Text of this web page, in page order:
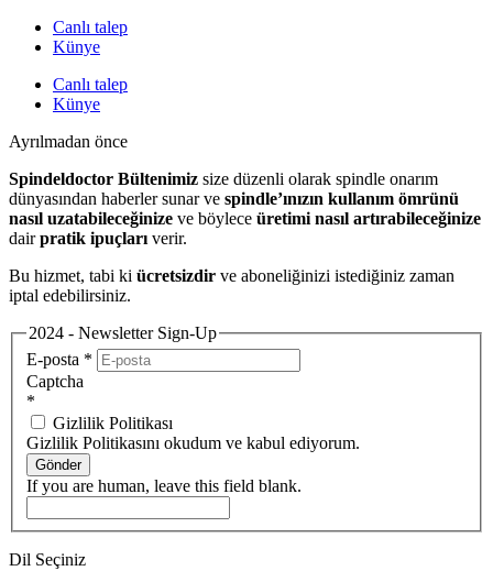
Canlı talep
Künye
Canlı talep
Künye
Ayrılmadan önce
Spindeldoctor Bültenimiz size düzenli olarak spindle onarım
dünyasından haberler sunar ve spindle’ınızın kullanım ömrünü
nasıl uzatabileceğinize ve böylece üretimi nasıl artırabileceğinize
dairpratik ipuçları verir.
Bu hizmet, tabi ki ücretsizdir ve aboneliğinizi istediğiniz zaman
iptal edebilirsiniz.
2024 - Newsletter Sign-Up
E-posta *
Captcha
*
Gizlilik Politikası
Gizlilik Politikasını okudum ve kabul ediyorum.
Gönder
If you are human, leave this field blank.
Dil Seçiniz